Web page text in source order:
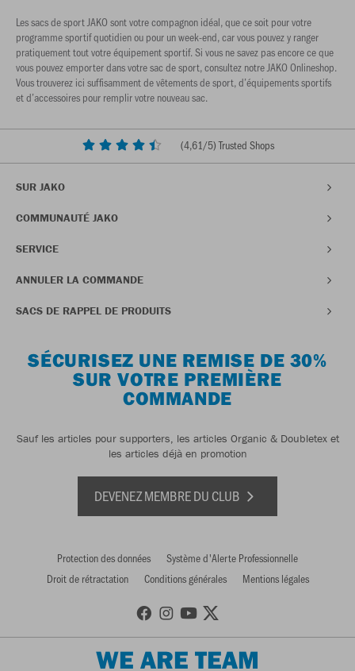
Les sacs de sport JAKO sont votre compagnon idéal, que ce soit pour votre
programme sportif quotidien ou pour un week-end, car vous pouvez y ranger
pratiquement tout votre équipement sportif. Si vous ne savez pas encore ce que
vous pouvez emporter dans votre sac de sport, consultez notre JAKO Onlineshop.
Vous trouverez ici suffisamment de vêtements de sport, d’équipements sportifs
et d’accessoires pour remplir votre nouveau sac.
(4,61/5) Trusted Shops
SUR JAKO
COMMUNAUTÉ JAKO
SERVICE
ANNULER LA COMMANDE
SACS DE RAPPEL DE PRODUITS
SÉCURISEZ UNE REMISE DE 30%
SUR VOTRE PREMIÈRE
COMMANDE
Sauf les articles pour supporters, les articles Organic & Doubletex et
les articles déjà en promotion
DEVENEZ MEMBRE DU CLUB
Protection des données
Système d'Alerte Professionnelle
Droit de rétractation
Conditions générales Mentions légales
WE ARE TEAM